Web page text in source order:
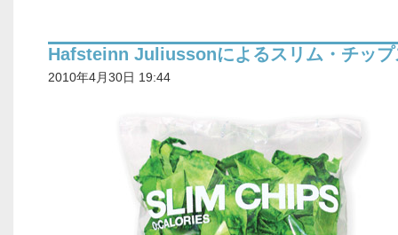
Hafsteinn Juliussonによるスリム・チップ
2010年4月30日 19:44